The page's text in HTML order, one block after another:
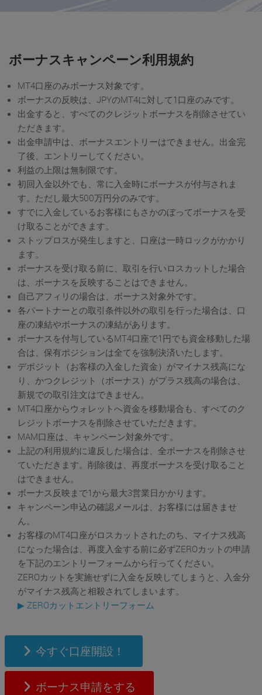
ボーナスキャンペーン利用規約
MT4口座のみボーナス対象です。
ボーナスの反映は、JPYのMT4に対して1口座のみです。
出金すると、すべてのクレジットボーナスを削除させてい
ただきます。
出金申請中は、ボーナスエントリーはできません。出金完
了後、エントリーしてください。
利益の上限は無制限です。
初回入金以外でも、常に入金時にボーナスが付与されま
す。ただし最大500万円分のみです。
すでに入金しているお客様にもさかのぼってボーナスを受
け取ることができます。
ストップロスが発生しますと、口座は一時ロックがかかり
ます。
ボーナスを受け取る前に、取引を行いロスカットした場合
は、ボーナスを反映することはできません。
自己アフィリの場合は、ボーナス対象外です。
各パートナーとの取引条件以外の取引を行った場合は、口
座の凍結やボーナスの凍結があります。
ボーナスを付与しているMT4口座で1円でも資金移動した場
合は、保有ポジションは全てを強制決済いたします。
デポジット（お客様の入金した資金）がマイナス残高にな
り、かつクレジット（ボーナス）がプラス残高の場合は、
新規での取引注文はできません。
MT4口座からウォレットへ資金を移動場合も、すべてのク
レジットボーナスを削除させていただきます。
MAM口座は、キャンペーン対象外です。
上記の利用規約に違反した場合は、全ボーナスを削除させ
ていただきます。削除後は、再度ボーナスを受け取ること
はできません。
ボーナス反映まで1から最大3営業日かかります。
キャンペーン申込の確認メールは、お客様には届きませ
ん。
お客様のMT4口座がロスカットされたのち、マイナス残高
になった場合は、再度入金する前に必ずZEROカットの申請
を下記のエントリーフォームから行ってください。
ZEROカットを実施せずに入金を反映してしまうと、入金分
がマイナス残高と相殺されてしまいます。
▶ ZEROカットエントリーフォーム
今すぐ口座開設！
ボーナス申請をする